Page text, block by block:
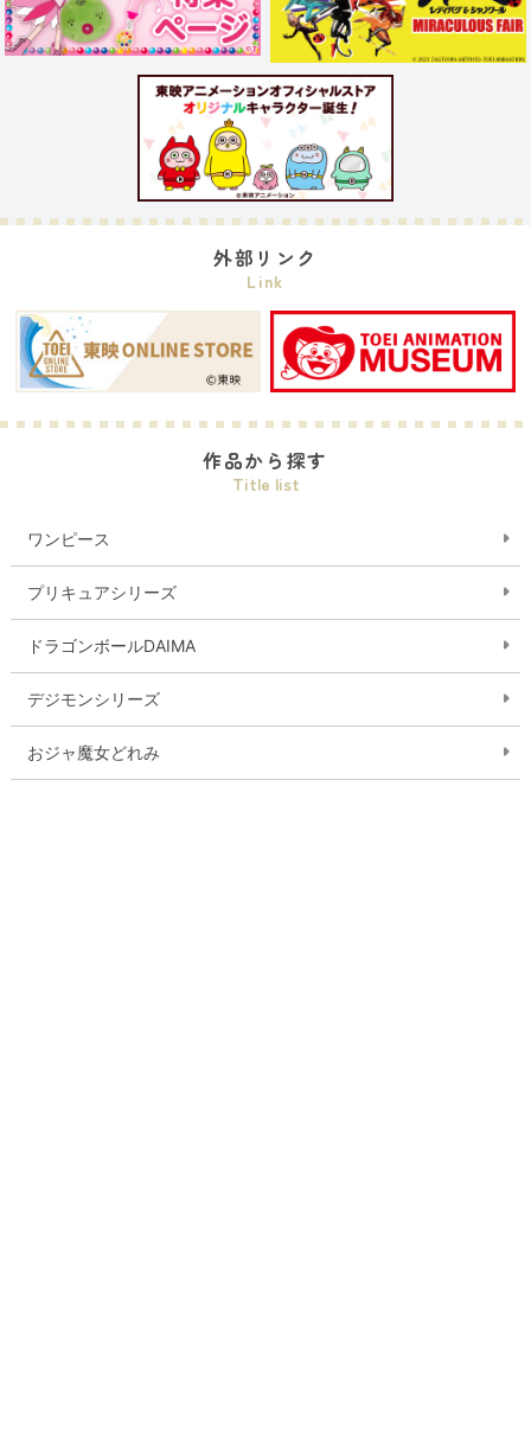
外部リンク
Link
作品から探す
Title list
ワンピース
プリキュアシリーズ
ドラゴンボールDAIMA
デジモンシリーズ
おジャ魔女どれみ